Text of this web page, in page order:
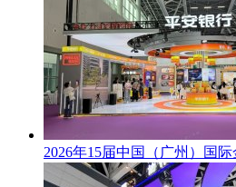
2026年15届中国（广州）国